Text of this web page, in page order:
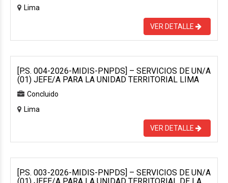
Lima
VER DETALLE
[P.S. 004-2026-MIDIS-PNPDS] – SERVICIOS DE UN/A
(01) JEFE/A PARA LA UNIDAD TERRITORIAL LIMA
Concluido
Lima
VER DETALLE
[P.S. 003-2026-MIDIS-PNPDS] – SERVICIOS DE UN/A